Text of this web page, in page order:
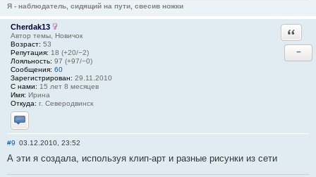
Я - наблюдатель, сидящий на пути, свесив ножки
Cherdak13
Автор темы, Новичок
Возраст: 53
Репутация: 18 (+20/−2)
Лояльность: 97 (+97/−0)
Сообщения: 60
Зарегистрирован: 29.11.2010
С нами: 15 лет 8 месяцев
Имя: Ирина
Откуда: г. Северодвинск
Отправить личное сообщение
−
#9 03.12.2010, 23:52
А эти я создала, используя клип-арт и разные рисунки из сети